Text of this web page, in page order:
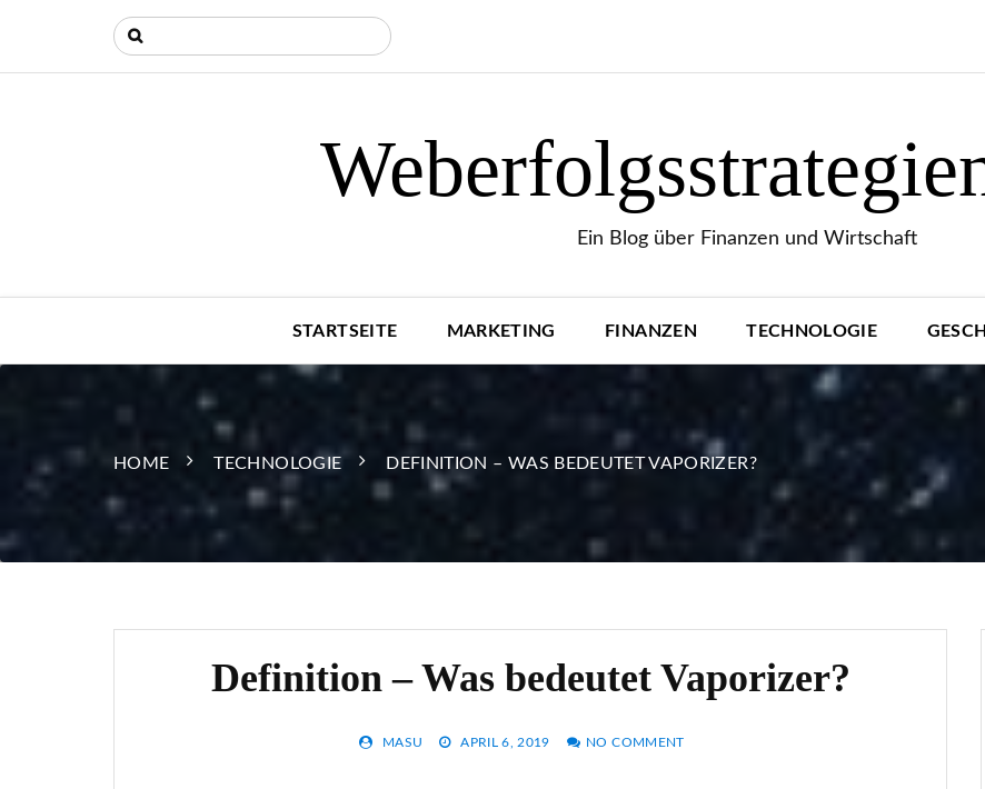
Ein Blog über Finanzen und Wirtschaft
STARTSEITE MARKETING FINANZEN TECHNOLOGIE
HOME TECHNOLOGIE DEFINITION – WAS BEDEUTET VAPORIZER?
Definition – Was bedeutet Vaporizer?
MASU APRIL 6, 2019 NO COMMENT